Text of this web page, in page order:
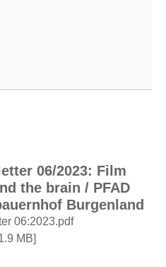
Podcast.de Im
frühkindlich
kommen Expertinnen
und
Traumatisierung
06/2023: Film
the brain / PFAD
Burgenland
06:2023.pdf
MB]